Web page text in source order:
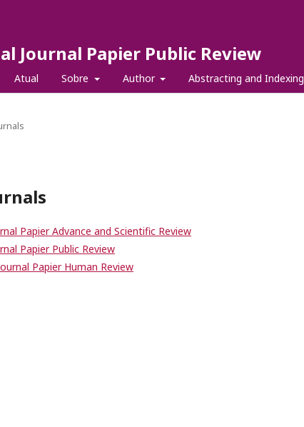
Journal Papier Public Review
Atual Sobre Author Abstracting and Indexing
Papier Advance and Scientific Review
Papier Public Review
Papier Human Review